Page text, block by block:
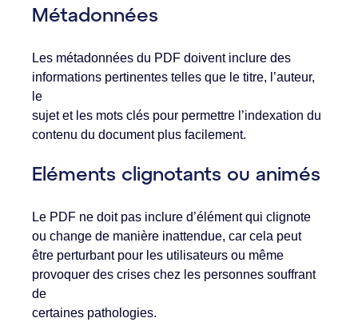
Métadonnées
Les métadonnées du PDF doivent inclure des
informations pertinentes telles que le titre, l’auteur,
le
sujet et les mots clés pour permettre l’indexation du
contenu du document plus facilement.
Eléments clignotants ou animés
Le PDF ne doit pas inclure d’élément qui clignote
ou change de manière inattendue, car cela peut
être perturbant pour les utilisateurs ou même
provoquer des crises chez les personnes souffrant
de
certaines pathologies.